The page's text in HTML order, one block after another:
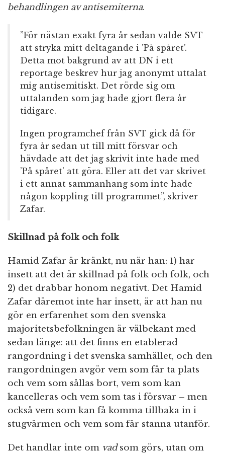
behandlingen av antisemiterna.
”För nästan exakt fyra år sedan valde SVT
att stryka mitt deltagande i ’På spåret’.
Detta mot bakgrund av att DN i ett
reportage beskrev hur jag anonymt uttalat
mig antisemitiskt. Det rörde sig om
uttalanden som jag hade gjort flera år
tidigare.
Ingen programchef från SVT gick då för
fyra år sedan ut till mitt försvar och
hävdade att det jag skrivit inte hade med
’På spåret’ att göra. Eller att det var skrivet
i ett annat sammanhang som inte hade
någon koppling till programmet”, skriver
Zafar.
Skillnad på folk och folk
Hamid Zafar är kränkt, nu när han: 1) har
insett att det är skillnad på folk och folk, och
2) det drabbar honom negativt. Det Hamid
Zafar däremot inte har insett, är att han nu
gör en erfarenhet som den svenska
majoritetsbefolkningen är välbekant med
sedan länge: att det finns en etablerad
rangordning i det svenska samhället, och den
rangordningen avgör vem som får ta plats
och vem som sållas bort, vem som kan
kancelleras och vem som tas i försvar – men
också vem som kan få komma tillbaka in i
stugvärmen och vem som får stanna utanför.
Det handlar inte om vadsom görs, utan om